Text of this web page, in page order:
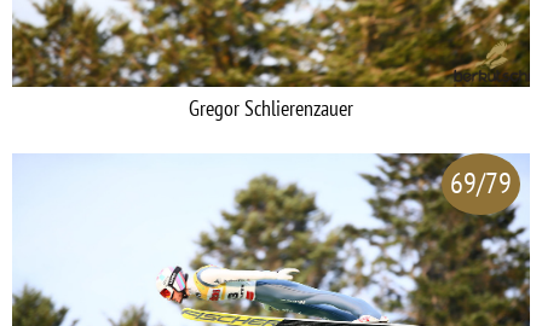
Gregor Schlierenzauer
69/79